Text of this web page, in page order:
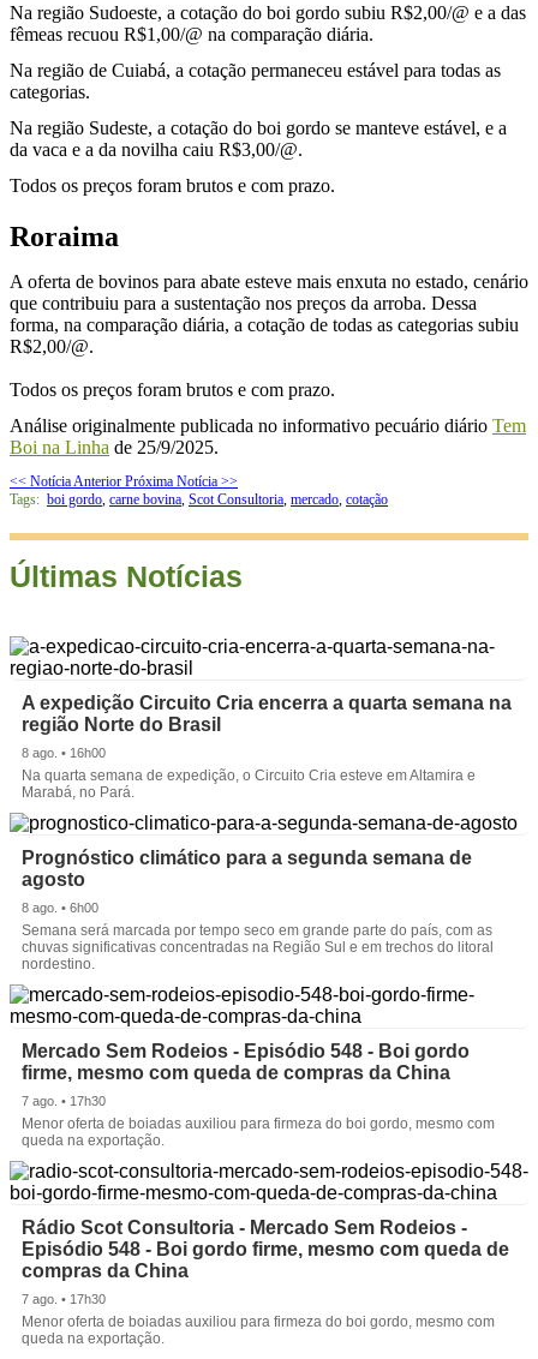
Na região Sudoeste, a cotação do boi gordo subiu R$2,00/@ e a das
fêmeas recuou R$1,00/@ na comparação diária.
Na região de Cuiabá, a cotação permaneceu estável para todas as
categorias.
Na região Sudeste, a cotação do boi gordo se manteve estável, e a
da vaca e a da novilha caiu R$3,00/@.
Todos os preços foram brutos e com prazo.
Roraima
A oferta de bovinos para abate esteve mais enxuta no estado, cenário
que contribuiu para a sustentação nos preços da arroba. Dessa
forma, na comparação diária, a cotação de todas as categorias subiu
R$2,00/@.
Todos os preços foram brutos e com prazo.
Análise originalmente publicada no informativo pecuário diário Tem
Boi na Linha de 25/9/2025.
<< Notícia Anterior Próxima Notícia >>
Tags: boi gordo carne bovina Scot Consultoria mercado cotação
Últimas Notícias
A expedição Circuito Cria encerra a quarta semana na
região Norte do Brasil
8 ago. • 16h00
Na quarta semana de expedição, o Circuito Cria esteve em Altamira e
Marabá, no Pará.
Prognóstico climático para a segunda semana de
agosto
8 ago. • 6h00
Semana será marcada por tempo seco em grande parte do país, com as
chuvas significativas concentradas na Região Sul e em trechos do litoral
nordestino.
Mercado Sem Rodeios - Episódio 548 - Boi gordo
firme, mesmo com queda de compras da China
7 ago. • 17h30
Menor oferta de boiadas auxiliou para firmeza do boi gordo, mesmo com
queda na exportação.
Rádio Scot Consultoria - Mercado Sem Rodeios -
Episódio 548 - Boi gordo firme, mesmo com queda de
compras da China
7 ago. • 17h30
Menor oferta de boiadas auxiliou para firmeza do boi gordo, mesmo com
queda na exportação.